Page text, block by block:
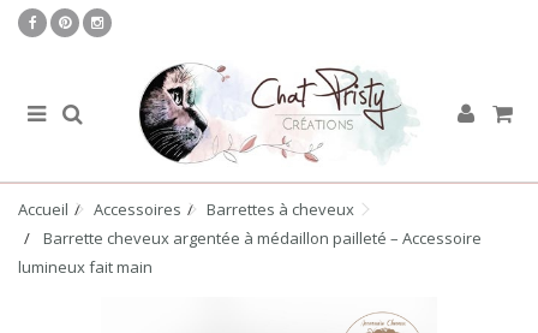
Accueil Accessoires
Barrettes à cheveux
Barrette cheveux argentée à médaillon pailleté – Accessoire
lumineux fait main